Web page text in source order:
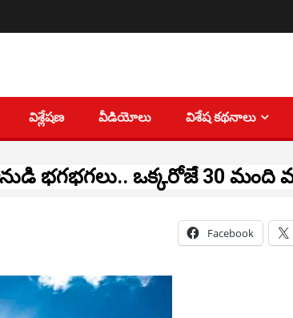
విశ్లేషణ వీడియోలు విశేష కథనాలు
భగభగలు.. ఒక్కరోజే 30 మంది
Facebook